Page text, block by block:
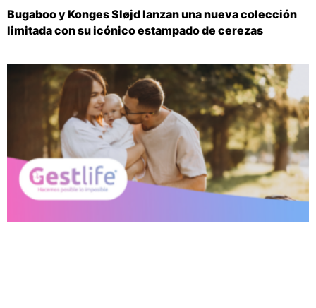
Bugaboo y Konges Sløjd lanzan una nueva colección
limitada con su icónico estampado de cerezas